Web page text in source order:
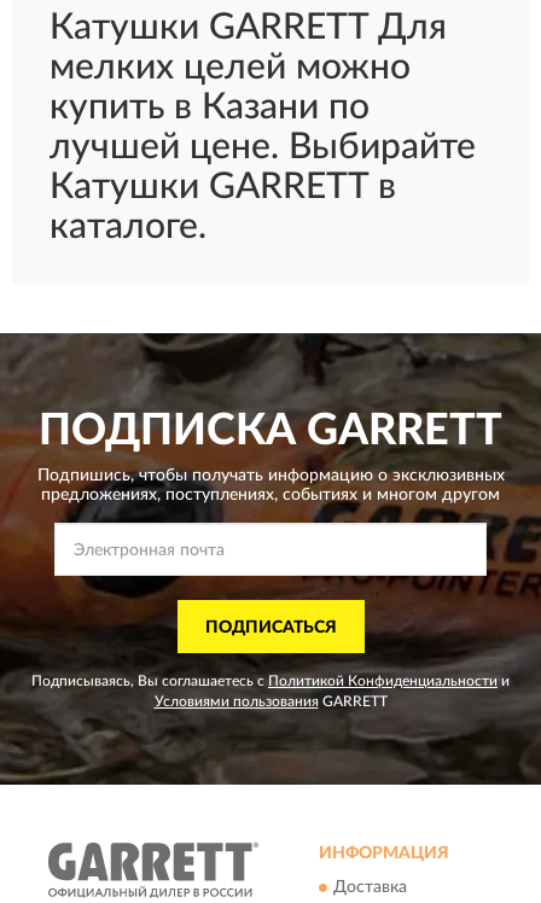
Катушки GARRETT Для
мелких целей можно
купить в Казани по
лучшей цене. Выбирайте
Катушки GARRETT в
каталоге.
ПОДПИСКАGARRETT
Подпишись, чтобы получать информацию о эксклюзивных
предложениях,поступлениях, событиях и многом другом
ПОДПИСАТЬСЯ
Подписываясь, Вы соглашаетесь сПолитикой Конфиденциальности и
Условиями пользованияGARRETT
ИНФОРМАЦИЯ
Доставка